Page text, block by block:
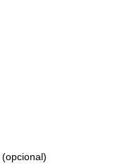
(opcional)